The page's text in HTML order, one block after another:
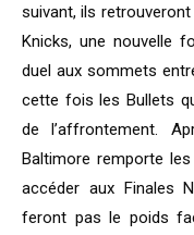
suivant, ils
Knicks, une nouvelle
duel aux sommets
cette fois les Bullets
de l’affrontement.
Baltimore remporte
accéder aux Finales
feront pas le poids